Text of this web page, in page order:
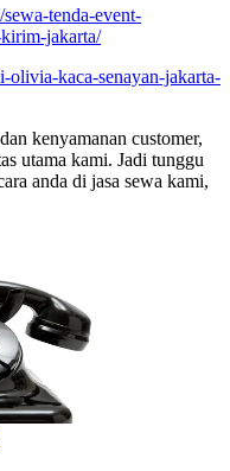
tenda-event-
jakarta/
olivia-kaca-senayan-jakarta-
kenyamanan customer,
utama kami. Jadi tunggu
anda di jasa sewa kami,